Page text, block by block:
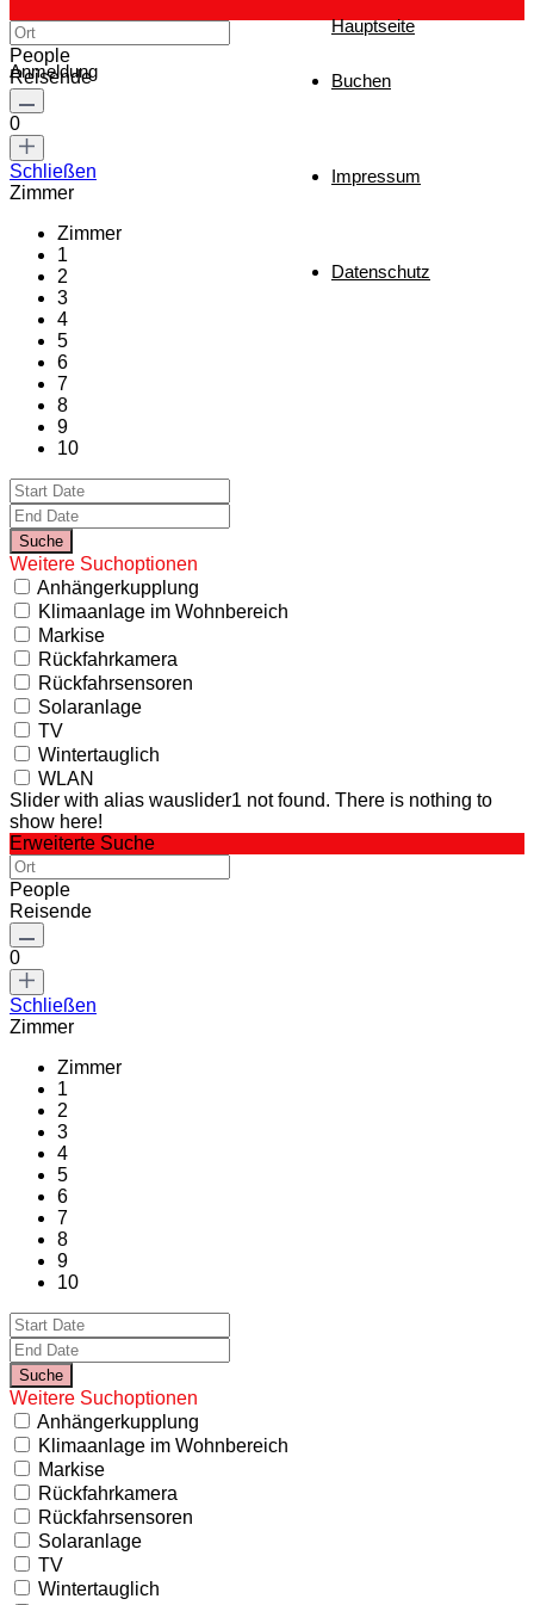
Hauptseite
Buchen
Impressum
Datenschutz
Anmeldung
People
Reisende
0
Schließen
Zimmer
Zimmer
1
2
3
4
5
6
7
8
9
10
Weitere Suchoptionen
Anhängerkupplung
Klimaanlage im Wohnbereich
Markise
Rückfahrkamera
Rückfahrsensoren
Solaranlage
TV
Wintertauglich
WLAN
Slider with alias wauslider1 not found. There is nothing to
show here!
Erweiterte Suche
People
Reisende
0
Schließen
Zimmer
Zimmer
1
2
3
4
5
6
7
8
9
10
Weitere Suchoptionen
Anhängerkupplung
Klimaanlage im Wohnbereich
Markise
Rückfahrkamera
Rückfahrsensoren
Solaranlage
TV
Wintertauglich